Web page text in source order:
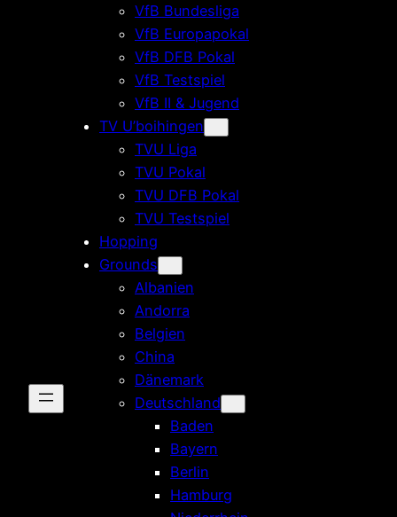
VfB Bundesliga
VfB Europapokal
VfB DFB Pokal
VfB Testspiel
VfB II & Jugend
TV U’boihingen
TVU Liga
TVU Pokal
TVU DFB Pokal
TVU Testspiel
Hopping
Grounds
Albanien
Andorra
Belgien
China
Dänemark
Deutschland
Baden
Bayern
Berlin
Hamburg